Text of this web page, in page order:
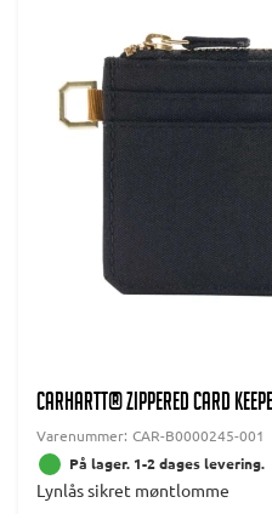
CARHARTT® ZIPPERED CARD
Varenummer: CAR-B0000245-001
På lager. 1-2 dages levering.
Lynlås sikret møntlomme